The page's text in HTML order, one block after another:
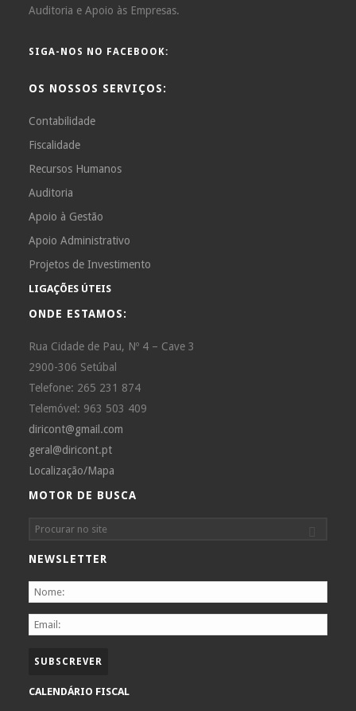
Auditoria e Apoio às Empresas.
SIGA-NOS NO FACEBOOK:
OS NOSSOS SERVIÇOS:
Contabilidade
Fiscalidade
Recursos Humanos
Auditoria
Apoio à Gestão
Apoio Administrativo
Projetos de Investimento
LIGAÇÕES ÚTEIS
ONDE ESTAMOS:
Rua Cidade de Pau, Nº 4 – Cave 3
2900-306 Setúbal
Telefone: 265 231 874
Telemóvel: 963 503 409
diricont@gmail.com
geral@diricont.pt
Localização/Mapa
MOTOR DE BUSCA
NEWSLETTER
CALENDÁRIO FISCAL